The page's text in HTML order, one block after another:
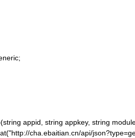
appid, string appkey, string
cha.ebaitian.cn/api/